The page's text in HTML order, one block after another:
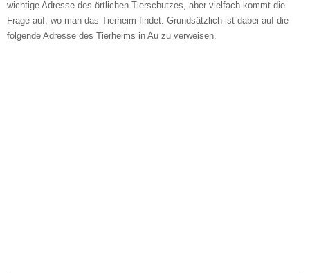
Bild des Tiers
wichtige Adresse des örtlichen Tierschutzes, aber vielfach kommt die
Frage auf, wo man das Tierheim findet. Grundsätzlich ist dabei auf die
folgende Adresse des Tierheims in Au zu verweisen.